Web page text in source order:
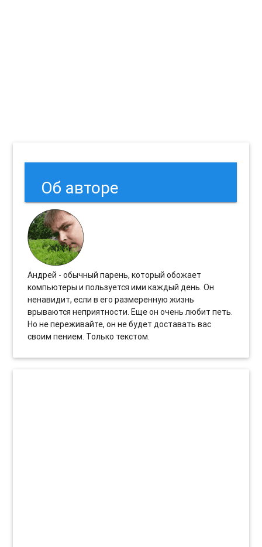
Об авторе
Андрей - обычный парень, который обожает
компьютеры и пользуется ими каждый день. Он
ненавидит, если в его размеренную жизнь
врываются неприятности. Еще он очень любит петь.
Но не переживайте, он не будет доставать вас
своим пением. Только текстом.